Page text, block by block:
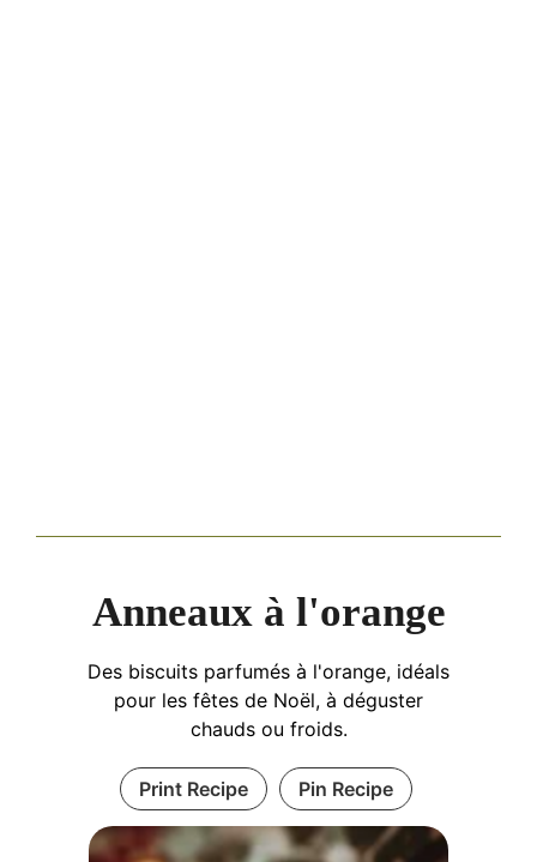
Anneaux à l'orange
Des biscuits parfumés à l'orange, idéals
pour les fêtes de Noël, à déguster
chauds ou froids.
Print Recipe Pin Recipe